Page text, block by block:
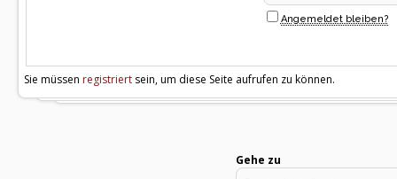
Angemeldet bleiben?
Sie müssen registriert sein, um diese Seite aufrufen zu können.
Gehe zu